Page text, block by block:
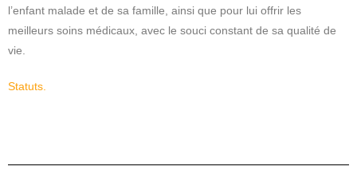
l’enfant malade et de sa famille, ainsi que pour lui offrir les
meilleurs soins médicaux, avec le souci constant de sa qualité de
vie.
Statuts.